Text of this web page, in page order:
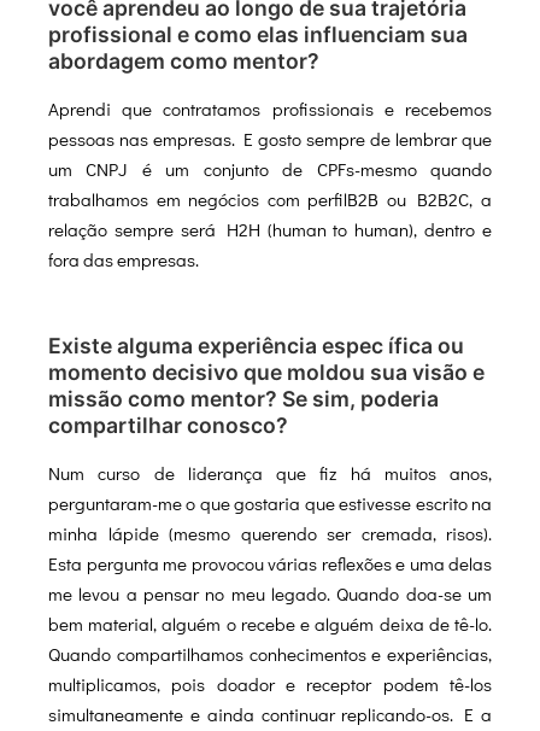
você aprendeu ao longo de sua trajetória
profissional e como elas influenciam sua
abordagem como mentor?
Aprendi que contratamos profissionais e recebemos
pessoas nas empresas. E gosto sempre de lembrar que
um CNPJ é um conjunto de CPFs-mesmo quando
trabalhamos em negócios com perfilB2B ou B2B2C, a
relação sempre será H2H (human to human), dentro e
fora das empresas.
Existe alguma experiência espec ífica ou
momento decisivo que moldou sua visão e
missão como mentor? Se sim, poderia
compartilhar conosco?
Num curso de liderança que fiz há muitos anos,
perguntaram-me o que gostaria que estivesse escrito na
minha lápide (mesmo querendo ser cremada, risos).
Esta pergunta me provocou várias reflexões e uma delas
me levou a pensar no meu legado. Quando doa-se um
bem material, alguém o recebe e alguém deixa de tê-lo.
Quando compartilhamos conhecimentos e experiências,
multiplicamos, pois doador e receptor podem tê-los
simultaneamente e ainda continuar replicando-os. E a